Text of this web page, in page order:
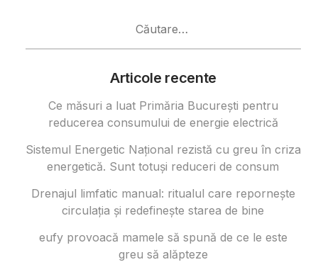
Articole recente
Ce măsuri a luat Primăria București pentru
reducerea consumului de energie electrică
Sistemul Energetic Național rezistă cu greu în criza
energetică. Sunt totuși reduceri de consum
Drenajul limfatic manual: ritualul care repornește
circulația și redefinește starea de bine
eufy provoacă mamele să spună de ce le este
greu să alăpteze